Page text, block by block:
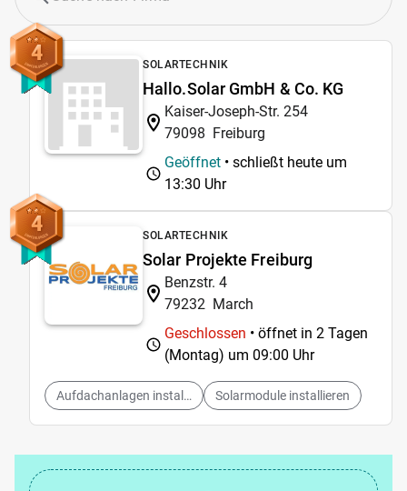
4 SOLARTECHNIK
Hallo.Solar GmbH & Co. KG
Kaiser-Joseph-Str. 254
79098 Freiburg
Geöffnet • schließt heute um
13:30 Uhr
4 SOLARTECHNIK
Solar Projekte Freiburg
Benzstr. 4
79232 March
Geschlossen • öffnet in 2 Tagen
(Montag) um 09:00 Uhr
Aufdachanlagen installieren Solarmodule installieren